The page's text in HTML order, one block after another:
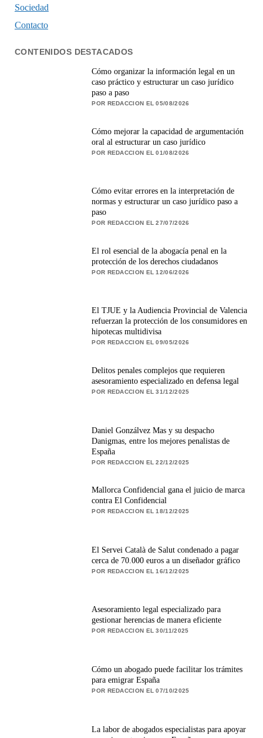
Sociedad
Contacto
CONTENIDOS DESTACADOS
Cómo organizar la información legal en un
caso práctico y estructurar un caso jurídico
paso a paso
POR REDACCION EL 05/08/2026
Cómo mejorar la capacidad de argumentación
oral al estructurar un caso jurídico
POR REDACCION EL 01/08/2026
Cómo evitar errores en la interpretación de
normas y estructurar un caso jurídico paso a
paso
POR REDACCION EL 27/07/2026
El rol esencial de la abogacía penal en la
protección de los derechos ciudadanos
POR REDACCION EL 12/06/2026
El TJUE y la Audiencia Provincial de Valencia
refuerzan la protección de los consumidores en
hipotecas multidivisa
POR REDACCION EL 09/05/2026
Delitos penales complejos que requieren
asesoramiento especializado en defensa legal
POR REDACCION EL 31/12/2025
Daniel Gonzálvez Mas y su despacho
Danigmas, entre los mejores penalistas de
España
POR REDACCION EL 22/12/2025
Mallorca Confidencial gana el juicio de marca
contra El Confidencial
POR REDACCION EL 18/12/2025
El Servei Català de Salut condenado a pagar
cerca de 70.000 euros a un diseñador gráfico
POR REDACCION EL 16/12/2025
Asesoramiento legal especializado para
gestionar herencias de manera eficiente
POR REDACCION EL 30/11/2025
Cómo un abogado puede facilitar los trámites
para emigrar España
POR REDACCION EL 07/10/2025
La labor de abogados especialistas para apoyar